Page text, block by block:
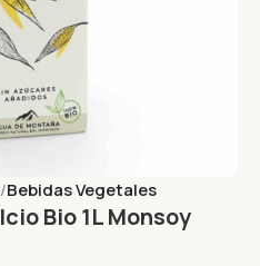
Bebidas Vegetales
Bio 1L Monsoy